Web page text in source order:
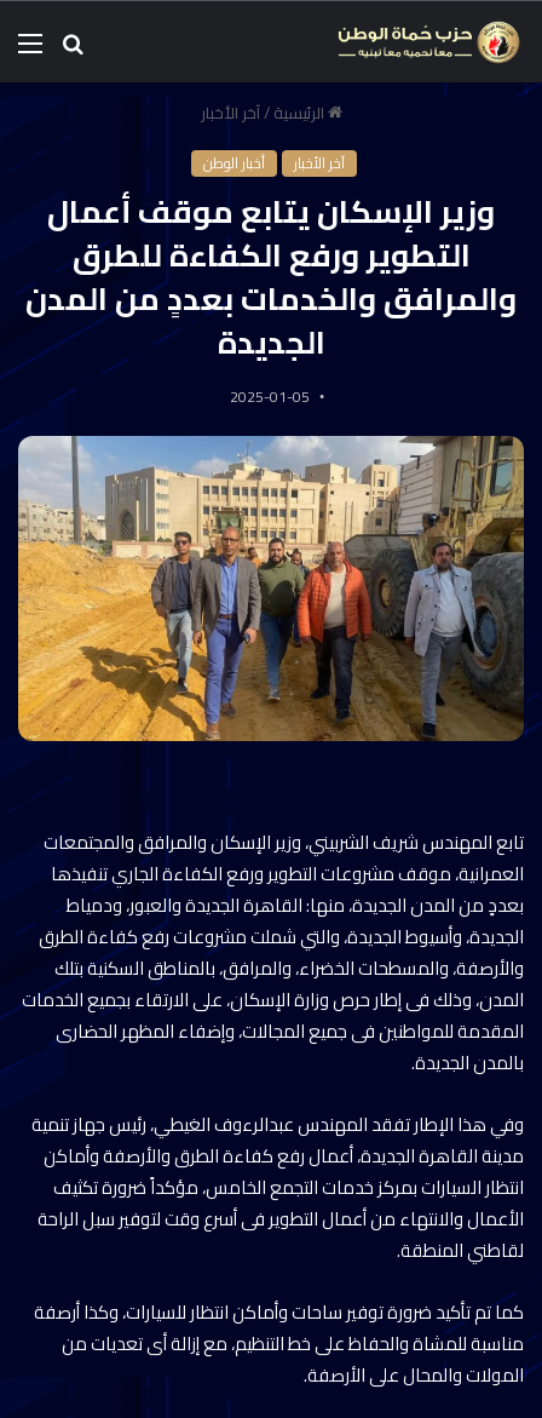
الرئيسية/آخر الأخبار
آخر الأخبار أخبار الوطن
وزير الإسكان يتابع موقف أعمال
التطوير ورفع الكفاءة للطرق
والمرافق والخدمات بعددٍ من المدن
الجديدة
2025-01-05
تابع المهندس شريف الشربيني، وزير الإسكان والمرافق والمجتمعات
العمرانية، موقف مشروعات التطوير ورفع الكفاءة الجاري تنفيذها
بعددٍ من المدن الجديدة، منها: القاهرة الجديدة والعبور، ودمياط
الجديدة، وأسيوط الجديدة، والتي شملت مشروعات رفع كفاءة الطرق
والأرصفة، والمسطحات الخضراء، والمرافق، بالمناطق السكنية بتلك
المدن، وذلك فى إطار حرص وزارة الإسكان، على الارتقاء بجميع الخدمات
المقدمة للمواطنين فى جميع المجالات، وإضفاء المظهر الحضارى
بالمدن الجديدة.
وفي هذا الإطار تفقد المهندس عبدالرءوف الغيطي، رئيس جهاز تنمية
مدينة القاهرة الجديدة، أعمال رفع كفاءة الطرق والأرصفة وأماكن
انتظار السيارات بمركز خدمات التجمع الخامس، مؤكداً ضرورة تكثيف
الأعمال والانتهاء من أعمال التطوير فى أسرع وقت لتوفير سبل الراحة
لقاطني المنطقة.
كما تم تأكيد ضرورة توفير ساحات وأماكن انتظار للسيارات، وكذا أرصفة
مناسبة للمشاة والحفاظ على خط التنظيم، مع إزالة أى تعديات من
المولات والمحال على الأرصفة.